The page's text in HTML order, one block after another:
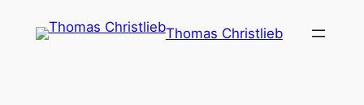
Inhalt
Thomas Christlieb